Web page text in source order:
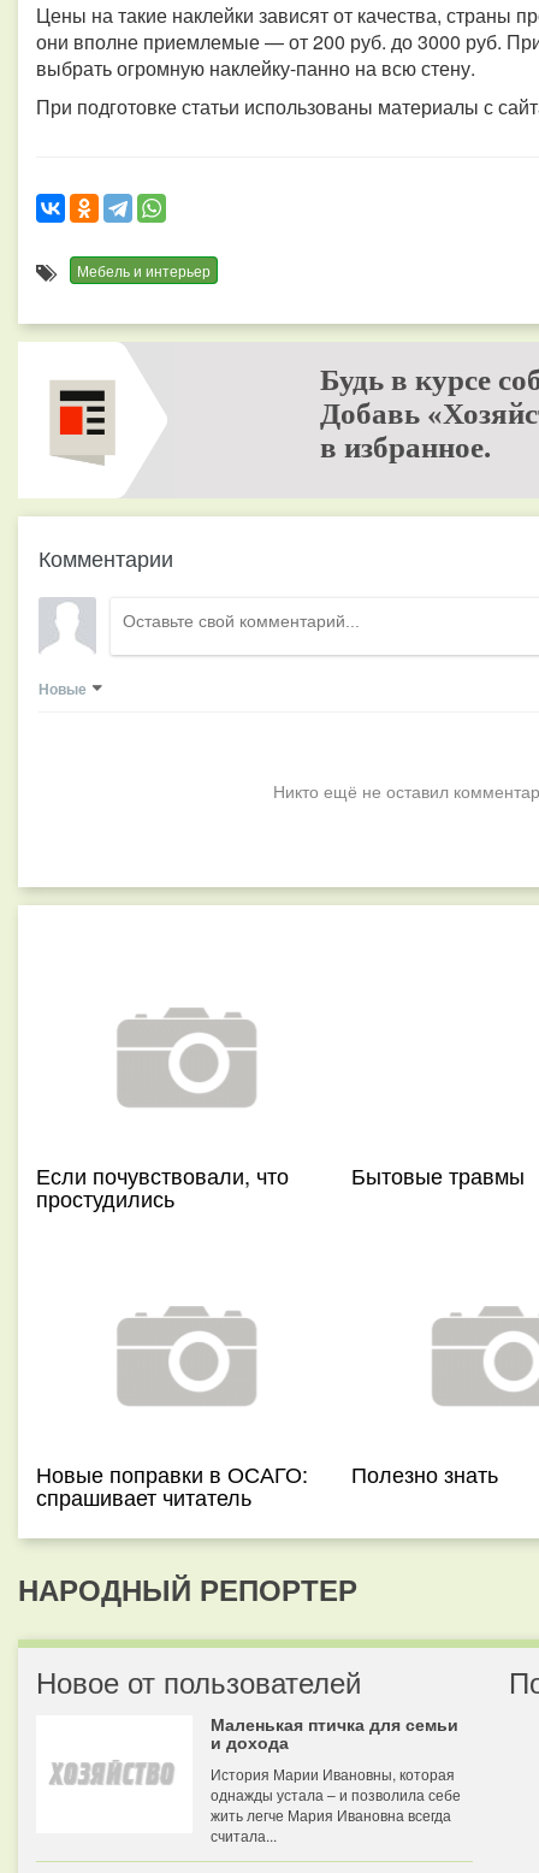
Цены на такие наклейки зависят от качества, страны
они вполне приемлемые — от 200 руб. до 3000 руб.
выбрать огромную наклейку-панно на всю стену.
При подготовке статьи использованы материалы с
Мебель и интерьер
Будь в курсе
Добавь
в избранное.
Комментарии
Новые
Никто ещё не оставил
Если почувствовали, что
простудились
Бытовые травмы
Новые поправки в ОСАГО:
спрашивает читатель
Полезно знать
НАРОДНЫЙ РЕПОРТЕР
Новое от пользователей
Маленькая птичка для семьи
и дохода
История Марии Ивановны, которая
однажды устала – и позволила себе
жить легче Мария Ивановна всегда
считала...